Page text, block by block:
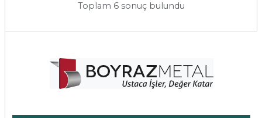
Toplam 6 sonuç bulundu